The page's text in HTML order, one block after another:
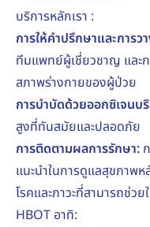
บริการหลักเรา :
การให้คำปรึกษาและการ
ทีมแพทย์ผู้เชี่ยวชาญ และ
สภาพร่างกายของผู้ป่วย
การบำบัดด้วยออกซิเจนบ
สูงที่ทันสมัยและปลอดภัย
การติดตามผลการรักษา:
แนะนำในการดูแลสุขภาพ
โรคและภาวะที่สามารถช่ว
HBOT อาทิ: